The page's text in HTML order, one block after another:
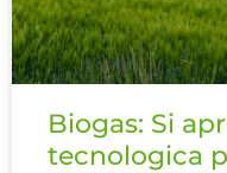
Biogas: Si
tecnologica